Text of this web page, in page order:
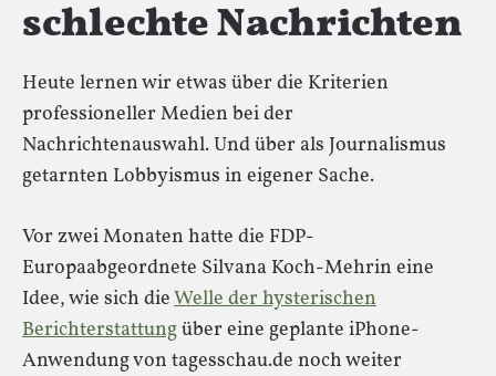
schlechte Nachrichten
Heute lernen wir etwas über die Kriterien
professioneller Medien bei der
Nachrichtenauswahl. Und über als Journalismus
getarnten Lobbyismus in eigener Sache.
Vor zwei Monaten hatte die FDP-
Europaabgeordnete Silvana Koch-Mehrin eine
Idee, wie sich dieWelle der hysterischen
Berichterstattungüber eine geplante iPhone-
Anwendung von tagesschau.de noch weiter